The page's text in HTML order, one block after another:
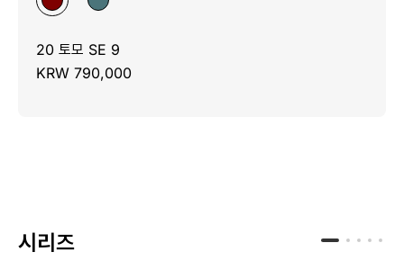
20 토모 SE 9
KRW 790,000
시리즈